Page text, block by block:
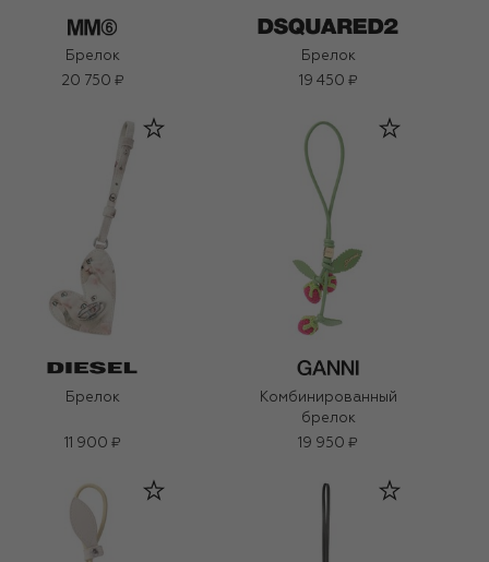
Брелок
20 750 ₽
Брелок
19 450 ₽
Брелок
11 900 ₽
Комбинированный
брелок
19 950 ₽